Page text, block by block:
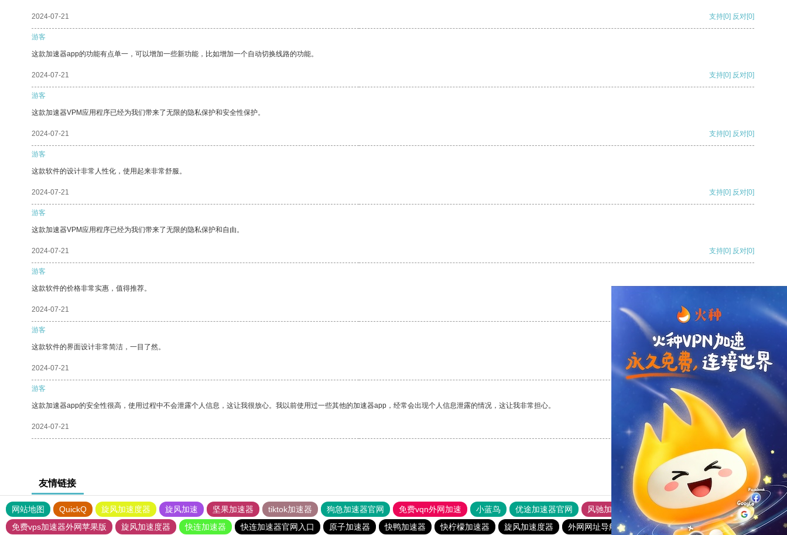
2024-07-21 支持[0] 反对[0]
游客
这款加速器app的功能有点单一，可以增加一些新功能，比如增加一个自动切换线路的功能。
2024-07-21 支持[0] 反对[0]
游客
这款加速器VPM应用程序已经为我们带来了无限的隐私保护和安全性保护。
2024-07-21 支持[0] 反对[0]
游客
这款软件的设计非常人性化，使用起来非常舒服。
2024-07-21 支持[0] 反对[0]
游客
这款加速器VPM应用程序已经为我们带来了无限的隐私保护和自由。
2024-07-21 支持[0] 反对[0]
游客
这款软件的价格非常实惠，值得推荐。
2024-07-21 支持
游客
这款软件的界面设计非常简洁，一目了然。
2024-07-21 支持[0] 反对[0]
游客
这款加速器app的安全性很高，使用过程中不会泄露个人信息，这让我很放心。我以前使用过一些其他的加速器app，经常会出现个人信息泄露的情况，这让我非常担心。
2024-07-21 支持[0] 反对[0]
友情链接
网站地图 QuickQ 旋风加速度器 旋风加速 坚果加速器 tiktok加速器 狗急加速器官网 免费vqn外网加速 小蓝鸟 优途加速器官网 风驰加速器
旋风加速器
免费vps加速器外网苹果版
旋风加速度器 快连加速器 快连加速器官网入口 原子加速器 快鸭加速器 快柠檬加速器 旋风加速度器 外网网址导航 软件中心 速鹰666 暴雪加速器